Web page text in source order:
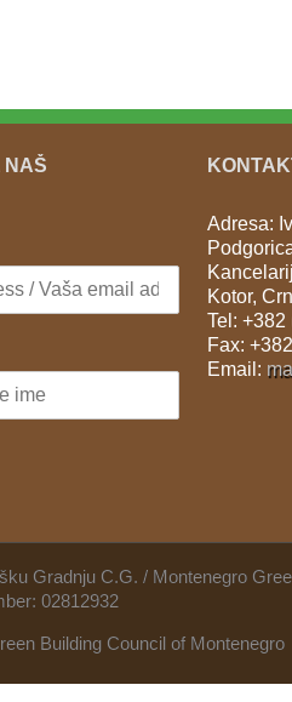
NAŠ
Adresa:
Kotor,
Tel: +382
Fax:
Email:
Gradnju C.G. / Montenegro
02812932
Building Council of Montenegro